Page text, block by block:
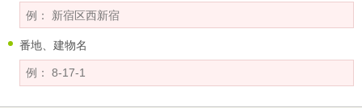
番地、建物名